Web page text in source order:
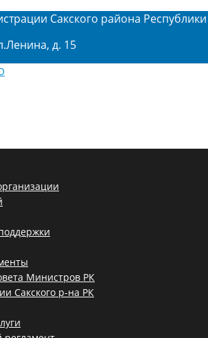
Сакского района
д. 15
Министров РК
Сакского р-на РК